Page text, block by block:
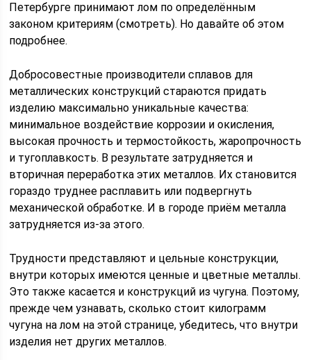
Петербурге принимают лом по определённым
законом критериям (смотреть). Но давайте об этом
подробнее.
Добросовестные производители сплавов для
металлических конструкций стараются придать
изделию максимально уникальные качества:
минимальное воздействие коррозии и окисления,
высокая прочность и термостойкость, жаропрочность
и тугоплавкость. В результате затрудняется и
вторичная переработка этих металлов. Их становится
гораздо труднее расплавить или подвергнуть
механической обработке. И в городе приём металла
затрудняется из-за этого.
Трудности представляют и цельные конструкции,
внутри которых имеются ценные и цветные металлы.
Это также касается и конструкций из чугуна. Поэтому,
прежде чем узнавать, сколько стоит килограмм
чугуна на лом на этой странице, убедитесь, что внутри
изделия нет других металлов.